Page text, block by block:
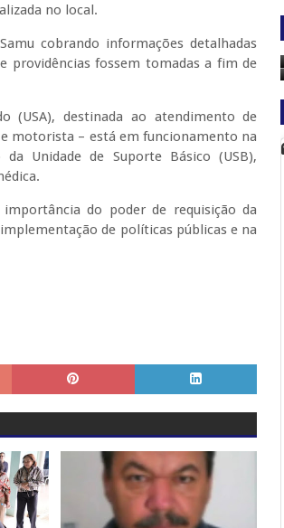
no local.
cobrando informações detalhadas
providências fossem tomadas a fim de
(USA), destinada ao atendimento de
motorista – está em funcionamento na
Unidade de Suporte Básico (USB),
do poder de requisição da
de políticas públicas e na